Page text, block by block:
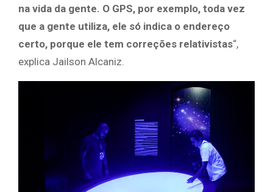
na vida da gente. O GPS, por exemplo, toda vez
que a gente utiliza, ele só indica o endereço
certo, porque ele tem correções relativistas“,
explica Jailson Alcaniz.